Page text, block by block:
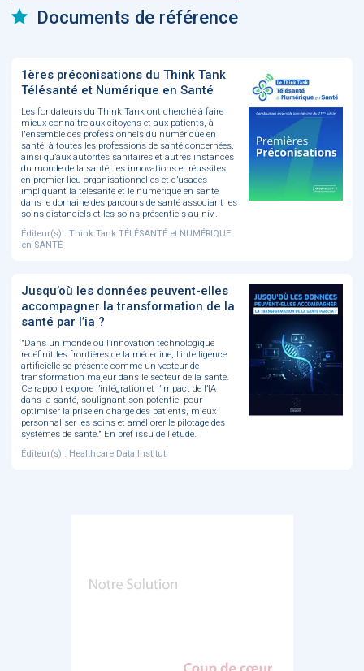
Documents de référence
1ères préconisations du Think Tank
Télésanté et Numérique en Santé
Les fondateurs du Think Tank ont cherché à faire
mieux connaitre aux citoyens et aux patients, à
l'ensemble des professionnels du numérique en
santé, à toutes les professions de santé concernées,
ainsi qu’aux autorités sanitaires et autres instances
du monde de la santé, les innovations et réussites,
en premier lieu organisationnelles et d’usages
impliquant la télésanté et le numérique en santé
dans le domaine des parcours de santé associant les
soins distanciels et les soins présentiels au niv...
Éditeur(s) : Think Tank TÉLÉSANTÉ et NUMÉRIQUE
en SANTÉ
Jusqu’où les données peuvent-elles
accompagner la transformation de la
santé par l’ia ?
"Dans un monde où l’innovation technologique
redéfinit les frontières de la médecine, l’intelligence
artificielle se présente comme un vecteur de
transformation majeur dans le secteur de la santé.
Ce rapport explore l’intégration et l’impact de l’IA
dans la santé, soulignant son potentiel pour
optimiser la prise en charge des patients, mieux
personnaliser les soins et améliorer le pilotage des
systèmes de santé." En bref issu de l'étude.
Éditeur(s) : Healthcare Data Institut